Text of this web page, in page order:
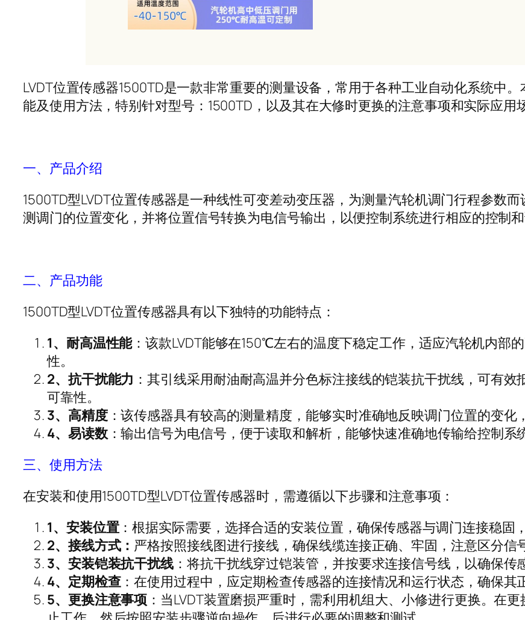
LVDT位置传感器1500TD是一款非常重要的测量设备，常用于各种工业自动化系统中
能及使用方法，特别针对型号： 1500TD ，以及其在大修时更换的注意事项和实际应用
一、产品介绍
1500TD型LVDT位置传感器是一种线性可变差动变压器，为测量汽轮机调门行程参数
测调门的位置变化，并将位置信号转换为电信号输出，以便控制系统进行相应的控制和
二、产品功能
1500TD型LVDT位置传感器具有以下独特的功能特点：
1、耐高温性能：该款LVDT能够在150℃左右的温度下稳定工作，适应汽轮机内部
性。
2、抗干扰能力 ：其引线采用耐油耐高温并分色标注接线的铠装抗干扰线，可有
可靠性。
3、高精度：该传感器具有较高的测量精度，能够实时准确地反映调门位置的变化
4、易读数：输出信号为电信号，便于读取和解析，能够快速准确地传输给控制系统
三、使用方法
在安装和使用1500TD型LVDT位置传感器时，需遵循以下步骤和注意事项：
1、安装位置：根据实际需要，选择合适的安装位置，确保传感器与调门连接稳固
2、接线方式： 严格按照接线图进行接线，确保线缆连接正确、牢固，注意区分信
3、安装铠装抗干扰线 ：将抗干扰线穿过铠装管，并按要求连接信号线，以确保传
4、定期检查：在使用过程中，应定期检查传感器的连接情况和运行状态，确保其
5、更换注意事项 ：当LVDT装置磨损严重时，需利用机组大、小修进行更换。在